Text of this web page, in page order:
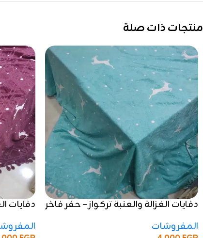
منتجات ذات صلة
دفايات الغزالة والعنبة تركواز – حفر فاخر
المفروشات
دفايات